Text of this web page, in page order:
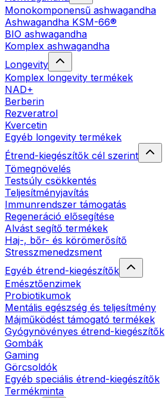
Monokomponensű ashwagandha
Ashwagandha KSM-66®
BIO ashwagandha
Komplex ashwagandha
Longevity
Komplex longevity termékek
NAD+
Berberin
Rezveratrol
Kvercetin
Egyéb longevity termékek
Étrend-kiegészítők cél szerint
Tömegnövelés
Testsúly csökkentés
Teljesítményjavítás
Immunrendszer támogatás
Regeneráció elősegítése
Alvást segítő termékek
Haj-, bőr- és körömerősítő
Stresszmenedzsment
Egyéb étrend-kiegészítők
Emésztőenzimek
Probiotikumok
Mentális egészség és teljesítmény
Májműködést támogató termékek
Gyógynövényes étrend-kiegészítők
Gombák
Gaming
Görcsoldók
Egyéb speciális étrend-kiegészítők
Termékminta